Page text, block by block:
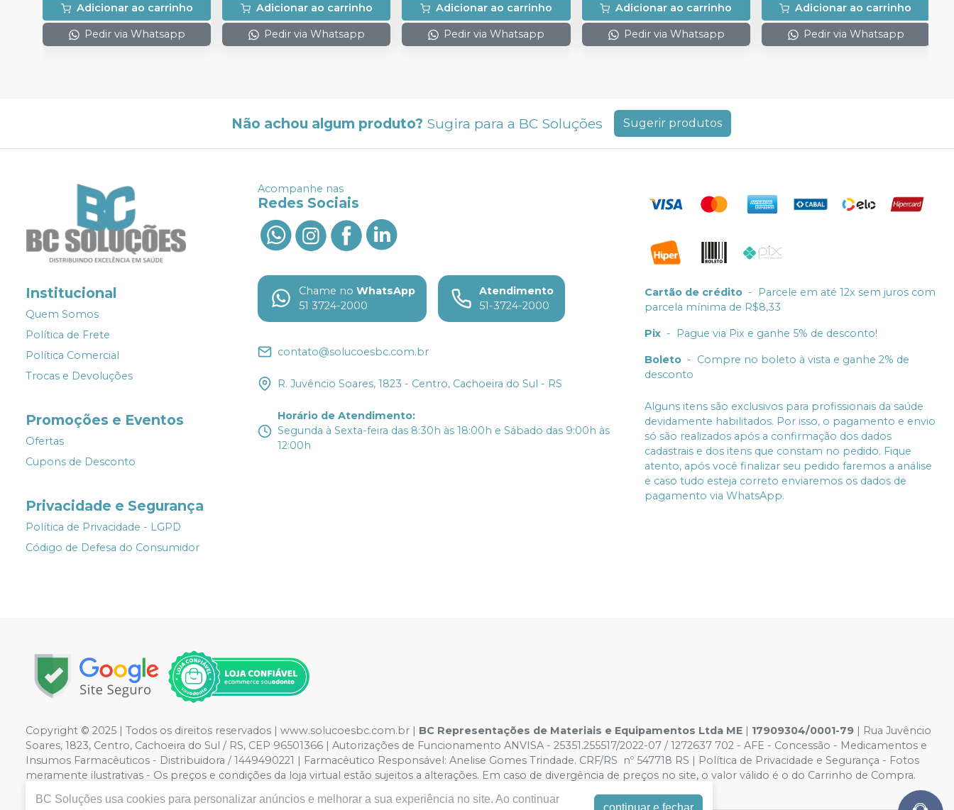
Adicionar ao carrinho
Pedir via Whatsapp
Adicionar ao carrinho
Pedir via Whatsapp
Adicionar ao carrinho
Pedir via Whatsapp
Adicionar ao carrinho
Pedir via Whatsapp
Adicionar ao carrinho
Pedir via Whatsapp
Não achou algum produto? Sugira para a BC Soluções Sugerir produtos
Institucional
Quem Somos
Política de Frete
Política Comercial
Trocas e Devoluções
Promoções e Eventos
Ofertas
Cupons de Desconto
Privacidade e Segurança
Política de Privacidade - LGPD
Código de Defesa do Consumidor
Acompanhe nas
Redes Sociais
Chame no WhatsApp
51 3724-2000
Atendimento
51-3724-2000
contato@solucoesbc.com.br
R. Juvêncio Soares, 1823 - Centro, Cachoeira do Sul - RS
Horário de Atendimento:
Segunda à Sexta-feira das 8:30h às 18:00h e Sábado das 9:00h às
12:00h
Cartão de crédito -
Parcele em até 12x sem juros com
parcela mínima de R$8,33
Pix - Pague via Pix e ganhe 5% de desconto!
Boleto - Compre no boleto à vista e ganhe 2% de
desconto
Alguns itens são exclusivos para profissionais da saúde
devidamente habilitados. Por isso, o pagamento e envio
só são realizados após a confirmação dos dados
cadastrais e dos itens que constam no pedido. Fique
atento, após você finalizar seu pedido faremos a análise
e caso tudo esteja correto enviaremos os dados de
pagamento via WhatsApp.
Copyright © 2025 | Todos os direitos reservados | www.solucoesbc.com.br | BC Representações de Materiais e Equipamentos Ltda ME 17909304/0001-79 | Rua Juvêncio
Soares, 1823, Centro, Cachoeira do Sul / RS, CEP 96501366 | Autorizações de Funcionamento ANVISA - 25351.255517/2022-07 / 1272637 702 - AFE - Concessão - Medicamentos e
Insumos Farmacêuticos - Distribuidora / 1449490221 | Farmacêutico Responsável: Anelise Gomes Trindade. CRF/RS nº 547718 RS | Política de Privacidade e Segurança - Fotos
meramente ilustrativas - Os preços e condições da loja virtual estão sujeitos a alterações. Em caso de divergência de preços no site, o valor válido é o do Carrinho de Compra.
BC Soluções usa cookies para personalizar anúncios e melhorar a sua experiência no site. Ao continuar
continuar e fechar